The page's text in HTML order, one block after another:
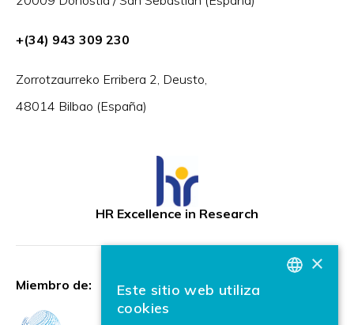
+(34) 943 309 230
Zorrotzaurreko Erribera 2, Deusto,
48014 Bilbao (España)
HR Excellence in Research
Miembro de:
×
Este sitio web utiliza
cookies